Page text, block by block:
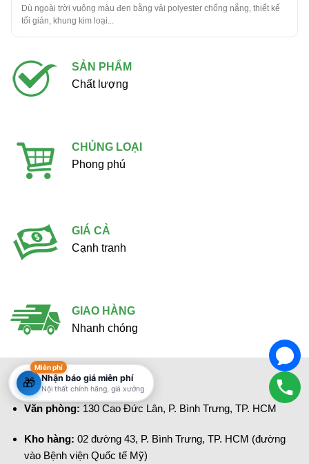
Dù ngoài trời vuông màu đen bằng vải polyester chống nắng, thiết kế
tối giản, khung kim loại...
SẢN PHẨM
Chất lượng
CHỦNG LOẠI
Phong phú
GIÁ CẢ
Cạnh tranh
GIAO HÀNG
Nhanh chóng
Shomes
Văn phòng: 130 Cao Đức Lân, P. Bình Trưng, TP. HCM
Kho hàng: 02 đường 43, P. Bình Trưng, TP. HCM (đường
vào Bệnh viện Quốc tế Mỹ)
Miễn phí
🎁 Nhận báo giá miễn phí
Nội thất chính hãng, giá xưởng